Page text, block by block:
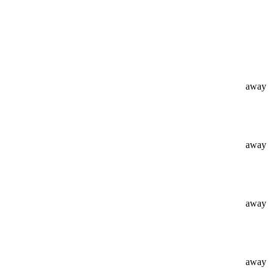
away
away
away
away